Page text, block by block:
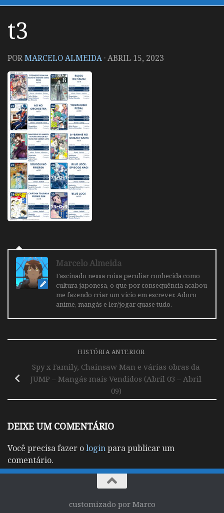
t3
PORMARCELO ALMEIDA ·ABRIL 15, 2023
Marcelo Almeida
Fascinado nessa coisa peculiar conhecida como
cultura japonesa, o que por consequência acabou
me fazendo criar um vicio em escrever. Adoro
anime, mangás e ler/jogar quase tudo.
HISTÓRIA ANTERIOR
Spy x Family, Chainsaw Man e várias obras da
JUMP – Mangás mais Vendidos (Abril 03 – Abril
09)
DEIXE UM COMENTÁRIO
Você precisa fazer ologinpara publicar um
comentário.
customizado por Marco